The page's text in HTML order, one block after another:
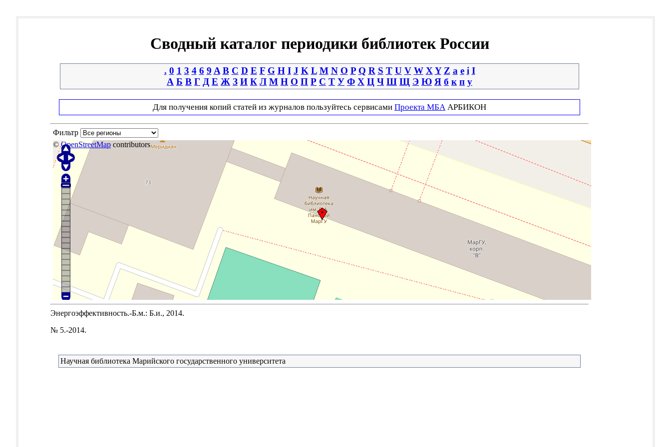
Сводный каталог периодики библиотек России
. 0 1 3 4 6 9 A B C D E F G H I J K L M N O P Q R S T U V W X Y Z a e i І
А Б В Г Д Е Ж З И К Л М Н О П Р С Т У Ф Х Ц Ч Ш Щ Э Ю Я б к п у
Для получения копий статей из журналов пользуйтесь сервисами Проекта МБА АРБИКОН
Фильтр
©OpenStreetMap contributors
Энергоэффективность.-Б.м.: Б.и., 2014.
№ 5.-2014.
Научная библиотека Марийского государственного университета